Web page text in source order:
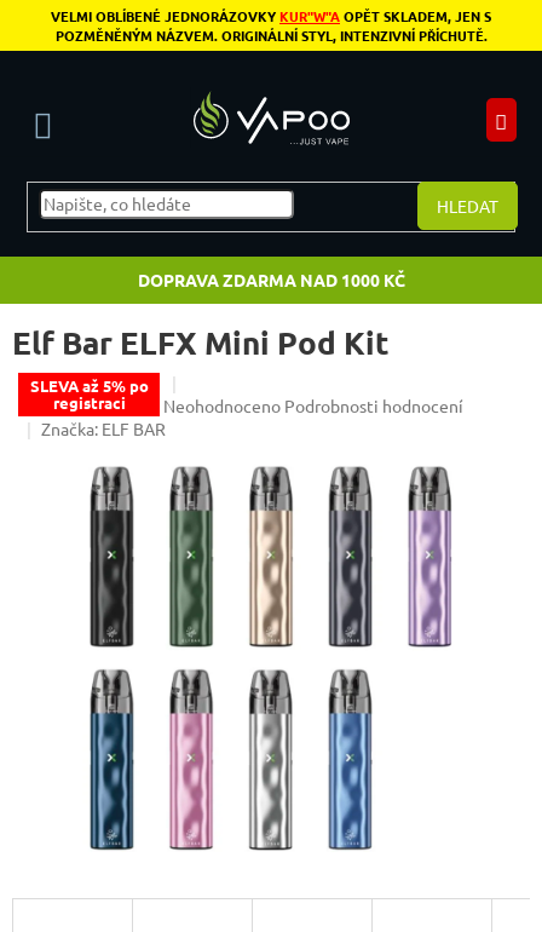
Přejít na obsah
VELMI OBLÍBENÉ JEDNORÁZOVKYKUR"W"AOPĚT SKLADEM, JEN S
POZMĚNĚNÝM NÁZVEM. ORIGINÁLNÍ STYL, INTENZIVNÍ PŘÍCHUTĚ.
HLEDAT
DOPRAVA ZDARMA NAD 1000 KČ
Elf Bar ELFX Mini Pod Kit
SLEVA až 5% po
registraci
Průměrné hodnocení produktu je 0,0 z 5
Neohodnoceno Podrobnosti hodnocení
Značka: ELF BAR